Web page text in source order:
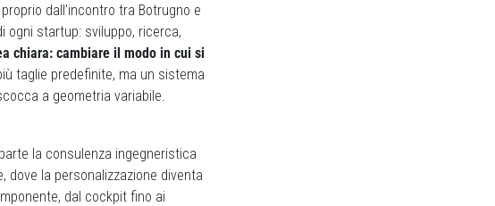
dall’incontro tra Botrugno e
ogni startup: sviluppo, ricerca,
chiara: cambiare il modo in cui si
taglie predefinite, ma un sistema
a geometria variabile.
la consulenza ingegneristica
dove la personalizzazione diventa
dal cockpit fino ai